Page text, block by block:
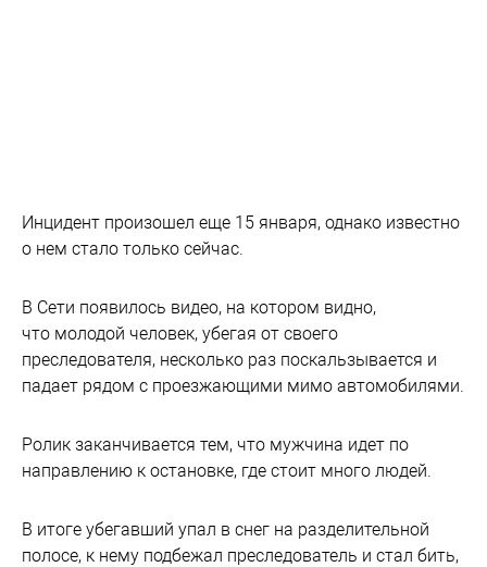
Инцидент произошел еще 15 января, однако известно
о нем стало только сейчас.
В Сети появилось видео, на котором видно,
что молодой человек, убегая от своего
преследователя, несколько раз поскальзывается и
падает рядом с проезжающими мимо автомобилями.
Ролик заканчивается тем, что мужчина идет по
направлению к остановке, где стоит много людей.
В итоге убегавший упал в снег на разделительной
полосе, к нему подбежал преследователь и стал бить,